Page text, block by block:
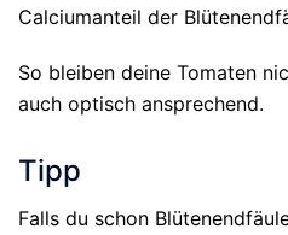
Calciumanteil der
So bleiben deine Tomaten
auch optisch ansprechend.
Tipp
Falls du schon